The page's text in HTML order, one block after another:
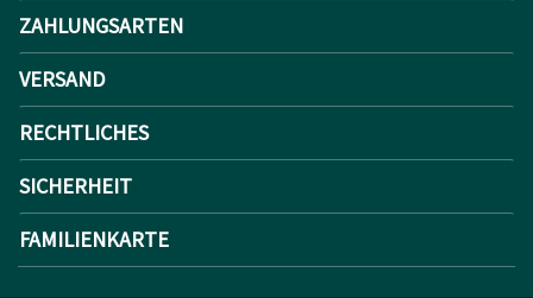
ZAHLUNGSARTEN
VERSAND
RECHTLICHES
SICHERHEIT
FAMILIENKARTE